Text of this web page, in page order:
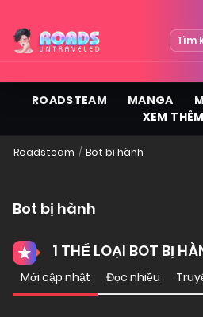
Tìm
ROADSTEAM MANGA
XEM
Roadsteam Bot bị hành
Bot bị hành
1 THỂ LOẠI BOT BỊ
Mới cập nhật Đọc nhiều